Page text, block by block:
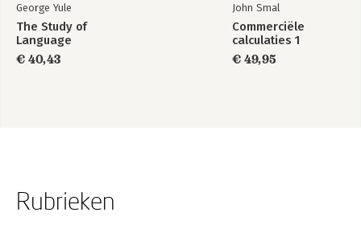
George Yule
The Study of
Language
€ 40,43
John Smal
Commerciële
calculaties 1
€ 49,95
Rubrieken